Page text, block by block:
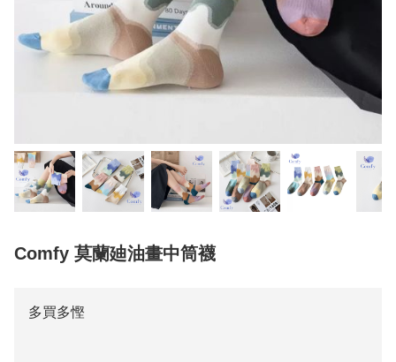
Comfy 莫蘭廸油畫中筒襪
多買多慳